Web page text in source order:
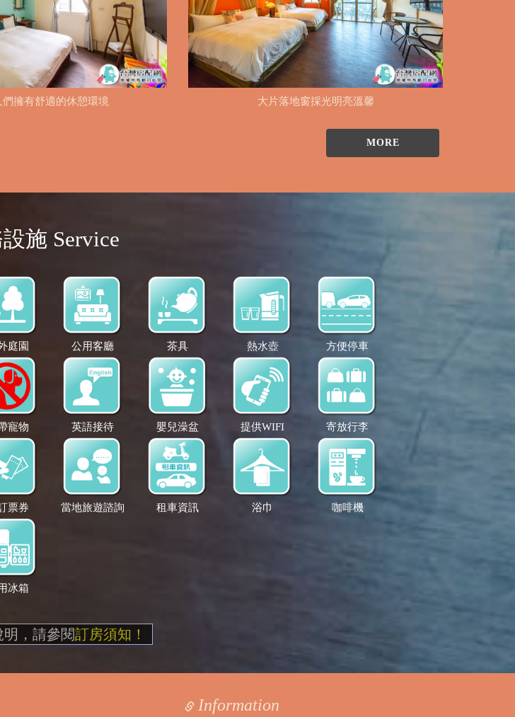
們擁有舒適的休憩環境 大片落地窗採光明亮溫馨
MORE
施 Service
庭園 公用客廳 茶具 熱水壺 方便停車
寵物 英語接待 嬰兒澡盆 提供WIFI 寄放行李
票券 當地旅遊諮詢 租車資訊 浴巾 咖啡機
冰箱
，請參閱訂房須知！
Information